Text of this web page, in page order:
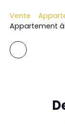
Vente
Appartement à